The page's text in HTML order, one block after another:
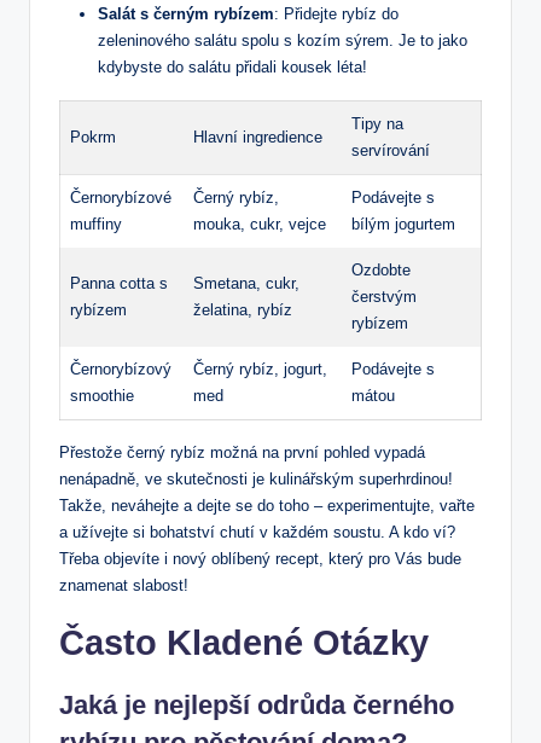
Salát s černým rybízem: Přidejte rybíz do
zeleninového salátu spolu s kozím sýrem. Je to jako
kdybyste do salátu přidali kousek léta!
Pokrm Hlavní ingredience
Tipy na
servírování
Černorybízové
muffiny
Černý rybíz,
mouka, cukr, vejce
Podávejte s
bílým jogurtem
Panna cotta s
rybízem
Smetana, cukr,
želatina, rybíz
Ozdobte
čerstvým
rybízem
Černorybízový
smoothie
Černý rybíz, jogurt,
med
Podávejte s
mátou
Přestože černý rybíz možná na první pohled vypadá
nenápadně, ve skutečnosti je kulinářským superhrdinou!
Takže, neváhejte a dejte se do toho – experimentujte, vařte
a užívejte si bohatství chutí v každém soustu. A kdo ví?
Třeba objevíte i nový oblíbený recept, který pro Vás bude
znamenat slabost!
Často Kladené Otázky
Jaká je nejlepší odrůda černého